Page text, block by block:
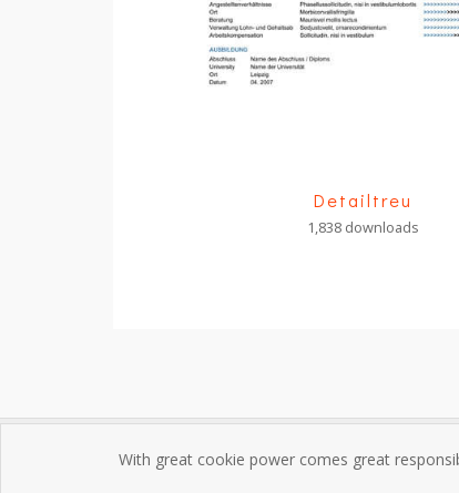
Detailtreu
1,838 downloads
With great cookie power comes great